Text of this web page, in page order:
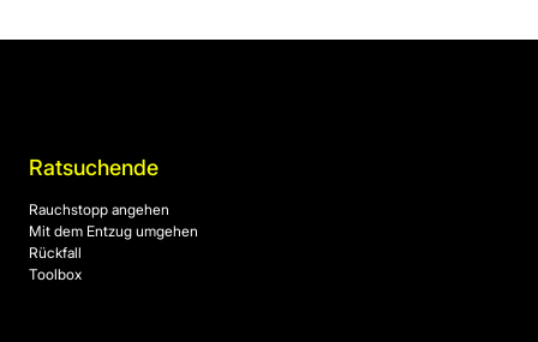
Ratsuchende
Rauchstopp angehen
Mit dem Entzug umgehen
Rückfall
Toolbox